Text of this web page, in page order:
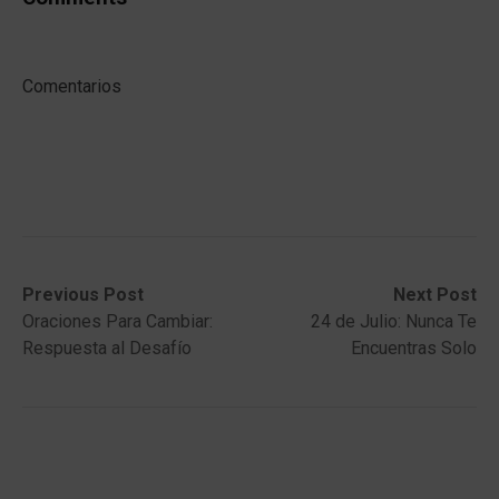
Comentarios
Post
navigation
Previous Post
Previous
post:Oraciones Para Cambiar:
Respuesta al Desafío
Next Post
Next
post:
24 de Julio: Nunca Te
Encuentras Solo